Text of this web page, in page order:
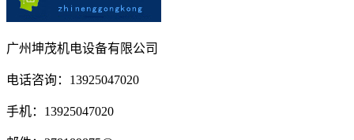
广州坤茂机电设备有限公司
电话咨询：13925047020
手机：13925047020